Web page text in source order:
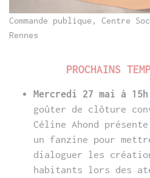
Commande publique, Centre
Rennes
PROCHAINS
Mercredi 27 mai à
goûter de clôture
Céline Ahond
un fanzine pour
dialoguer les
habitants lors des